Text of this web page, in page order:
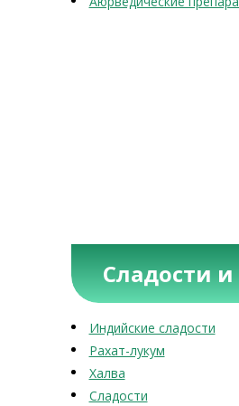
Сладости и
Индийские сладости
Рахат-лукум
Халва
Сладости